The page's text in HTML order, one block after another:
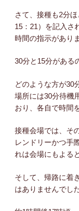
さて、接種も2分
15：21）を記入さ
時間の指示があり
30分と15分がある
どのような方が30
場所には30分待機
おり、各自で時間
接種会場では、そ
レンドリーかつ手
れは会場にもよる
そして、帰路に着
はありませんでした